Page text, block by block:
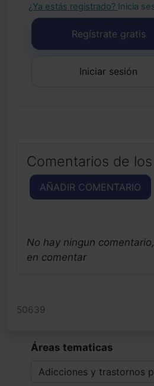
¿Ya estás registrado? Inicia
Regístrate gratis
Iniciar sesión
Comentarios de
AÑADIR COMENTARIO
No hay ningun
en comentar
50639
Áreas tematicas